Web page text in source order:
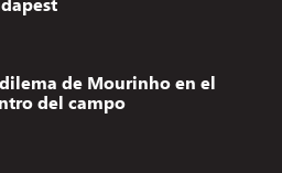
de Mourinho en el
del campo